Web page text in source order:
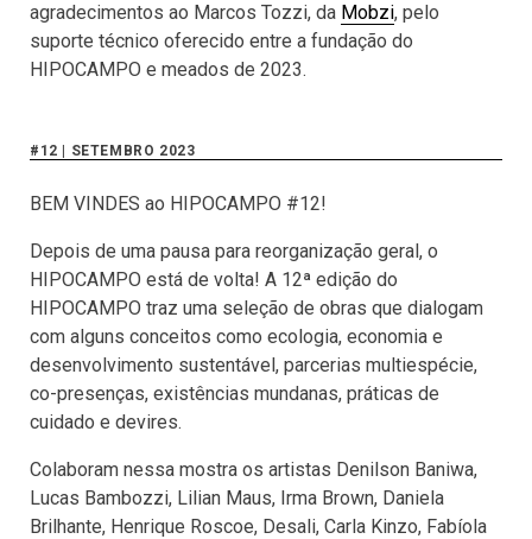
agradecimentos ao Marcos Tozzi, da Mobzi, pelo
suporte técnico oferecido entre a fundação do
HIPOCAMPO e meados de 2023.
#12 | SETEMBRO 2023
BEM VINDES ao HIPOCAMPO #12!
Depois de uma pausa para reorganização geral, o
HIPOCAMPO está de volta! A 12ª edição do
HIPOCAMPO traz uma seleção de obras que dialogam
com alguns conceitos como ecologia, economia e
desenvolvimento sustentável, parcerias multiespécie,
co-presenças, existências mundanas, práticas de
cuidado e devires.
Colaboram nessa mostra os artistas Denilson Baniwa,
Lucas Bambozzi, Lilian Maus, Irma Brown, Daniela
Brilhante, Henrique Roscoe, Desali, Carla Kinzo, Fabíola